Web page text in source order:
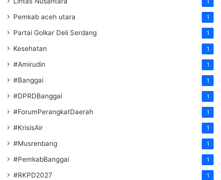
1
Pemkab aceh utara 1
Partai Golkar Deli Serdang 1
Kesehatan 1
#Amirudin 1
#Banggai 1
#DPRDBanggai 1
#ForumPerangkatDaerah 1
#KrisisAir 1
#Musrenbang 1
#PemkabBanggai 1
#RKPD2027 1